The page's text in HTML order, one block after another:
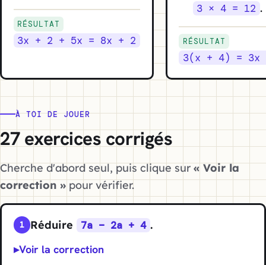
RÉSULTAT
3x + 2 + 5x = 8x + 2
3 × 4 = 12 .
RÉSULTAT
3(x + 4) = 3x
À TOI DE JOUER
27 exercices corrigés
Cherche d'abord seul, puis clique sur« Voir la
correction » pour vérifier.
1 Réduire 7a − 2a + 4 .
Voir la correction